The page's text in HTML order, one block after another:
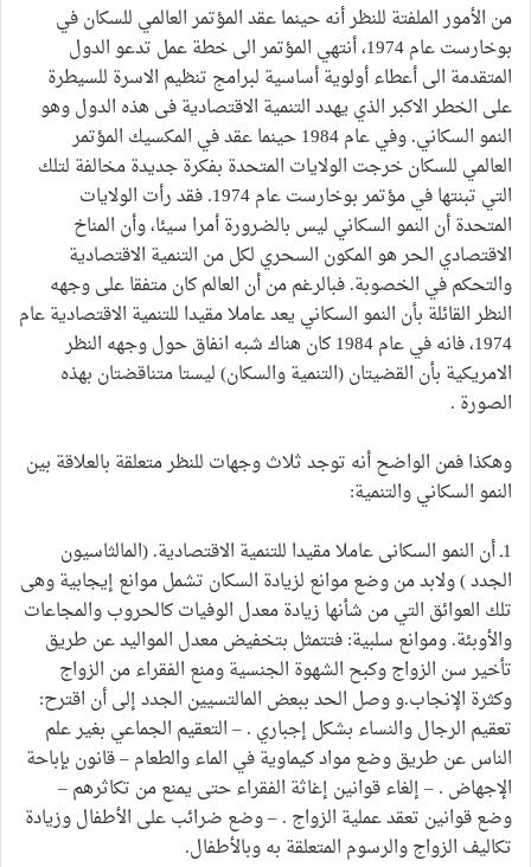
من الأمور الملفتة للنظر أنه حينما عقد المؤتمر العالمي للسكان في
بوخارست عام 1974، أنتهي المؤتمر الى خطة عمل تدعو الدول
المتقدمة الى أعطاء أولوية أساسية لبرامج تنظيم الاسرة للسيطرة
على الخطر الاكبر الذي يهدد التنمية الاقتصادية فى هذه الدول وهو
النمو السكاني. وفي عام 1984 حينما عقد في المكسيك المؤتمر
العالمي للسكان خرجت الولايات المتحدة بفكرة جديدة مخالفة لتلك
التي تبنتها في مؤتمر بوخارست عام 1974. فقد رأت الولايات
المتحدة أن النمو السكاني ليس بالضرورة أمرا سيئا، وأن المناخ
الاقتصادي الحر هو المكون السحري لكل من التنمية الاقتصادية
والتحكم في الخصوبة. فبالرغم من أن العالم كان متفقا على وجهه
النظر القائلة بأن النمو السكاني يعد عاملا مقيدا للتنمية الاقتصادية عام
1974، فانه في عام 1984 كان هناك شبه انفاق حول وجهه النظر
الامريكية بأن القضيتان (التنمية والسكان) ليستا متناقضتان بهذه
الصورة .
وهكذا فمن الواضح أنه توجد ثلاث وجهات للنظر متعلقة بالعلاقة بين
النمو السكاني والتنمية:
1ـ أن النمو السكانى عاملا مقيدا للتنمية الاقتصادية. (المالثاسيون
الجدد ) ولابد من وضع موانع لزيادة السكان تشمل موانع إيجابية وهى
تلك العوائق التي من شأنها زيادة معدل الوفيات كالحروب والمجاعات
والأوبئة. وموانع سلبية: فتتمثل بتخفيض معدل المواليد عن طريق
تأخير سن الزواج وكبح الشهوة الجنسية ومنع الفقراء من الزواج
وكثرة الإنجاب.و وصل الحد ببعض المالتسيين الجدد إلى أن اقترح:
تعقيم الرجال والنساء بشكل إجباري . – التعقيم الجماعي بغير علم
الناس عن طريق وضع مواد كيماوية في الماء والطعام – قانون بإباحة
الإجهاض . – إلغاء قوانين إغاثة الفقراء حتى يمنع من تكاثرهم –
وضع قوانين تعقد عملية الزواج . – وضع ضرائب على الأطفال وزيادة
تكاليف الزواج والرسوم المتعلقة به وبالأطفال.